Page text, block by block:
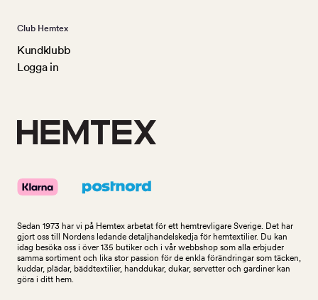
Club Hemtex
Kundklubb
Logga in
Sedan 1973 har vi på Hemtex arbetat för ett hemtrevligare Sverige. Det har
gjort oss till Nordens ledande detaljhandelskedja för hemtextilier. Du kan
idag besöka oss i över 135 butiker och i vår webbshop som alla erbjuder
samma sortiment och lika stor passion för de enkla förändringar som täcken,
kuddar, plädar, bäddtextilier, handdukar, dukar, servetter och gardiner kan
göra i ditt hem.